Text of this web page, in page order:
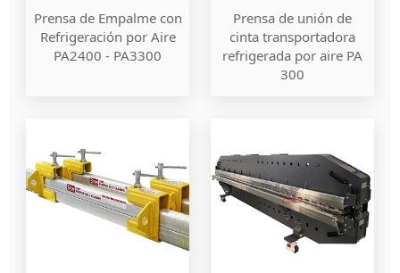
Prensa de Empalme con
Refrigeración por Aire
PA2400 - PA3300
Prensa de unión de
cinta transportadora
refrigerada por aire PA
300